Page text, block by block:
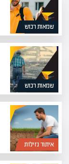
שמאות רכוש
שמאות רכוש
איתור נזילות